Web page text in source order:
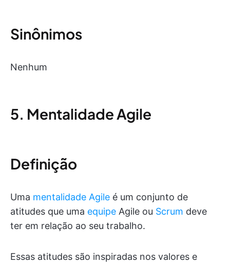
Sinônimos
Nenhum
5. Mentalidade Agile
Definição
Uma mentalidade Agile é um conjunto de
atitudes que uma equipe Agile ou Scrum deve
ter em relação ao seu trabalho.
Essas atitudes são inspiradas nos valores e